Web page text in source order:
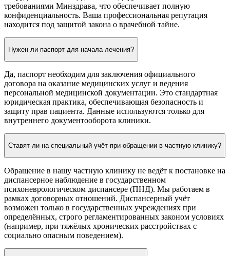
требованиями Минздрава, что обеспечивает полную
конфиденциальность. Ваша профессиональная репутация
находится под защитой закона о врачебной тайне.
Нужен ли паспорт для начала лечения?
Да, паспорт необходим для заключения официального
договора на оказание медицинских услуг и ведения
персональной медицинской документации. Это стандартная
юридическая практика, обеспечивающая безопасность и
защиту прав пациента. Данные используются только для
внутреннего документооборота клиники.
Ставят ли на специальный учёт при обращении в частную клинику?
Обращение в нашу частную клинику не ведёт к постановке на
диспансерное наблюдение в государственном
психоневрологическом диспансере (ПНД). Мы работаем в
рамках договорных отношений. Диспансерный учёт
возможен только в государственных учреждениях при
определённых, строго регламентированных законом условиях
(например, при тяжёлых хронических расстройствах с
социально опасным поведением).